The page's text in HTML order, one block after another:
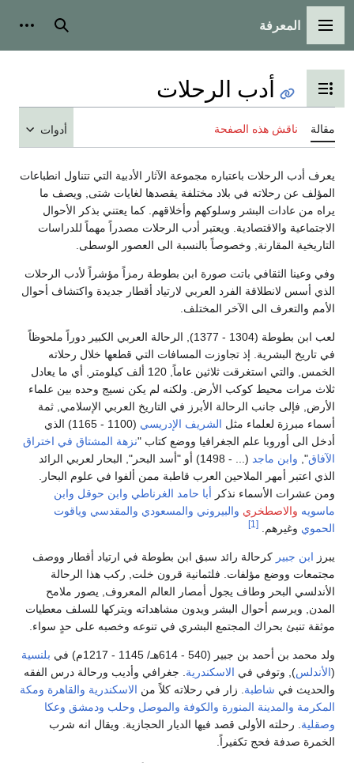
القائمة الرئيسية
المعرفة بحث
تبديل عرض جدول المحتويات
أدب الرحلات
مقالة ناقش هذه الصفحة أدوات
يعرف أدب الرحلات باعتباره مجموعة الآثار الأدبية التي تتناول انطباعات
المؤلف عن رحلاته في بلاد مختلفة يقصدها لغايات شتى, ويصف ما
يراه من عادات البشر وسلوكهم وأخلاقهم. كما يعتني بذكر الأحوال
الاجتماعية والاقتصادية. ويعتبر أدب الرحلات مصدراً مهماً للدراسات
التاريخية المقارنة, وخصوصاً بالنسبة الى العصور الوسطى.
وفي وعينا الثقافي باتت صورة ابن بطوطة رمزاً مؤشراً لأدب الرحلات
الذي أسس لانطلاقة الفرد العربي لارتياد أقطار جديدة واكتشاف أحوال
الأمم والتعرف الى الآخر المختلف.
لعب ابن بطوطة (1304 - 1377), الرحالة العربي الكبير دوراً ملحوظاً
في تاريخ البشرية. إذ تجاوزت المسافات التي قطعها خلال رحلاته
الخمس, والتي استغرقت ثلاثين عاماً, 120 ألف كيلومتر, أي ما يعادل
ثلاث مرات محيط كوكب الأرض. ولكنه لم يكن نسيج وحده بين علماء
الأرض, فإلى جانب الرحالة الأبرز في التاريخ العربي الإسلامي, ثمة
أسماء مبرزة لعلماء مثل الشريف الإدريسي
(1100 - 1165) الذي
أدخل الى أوروبا علم الجغرافيا ووضع كتاب "نزهة المشتاق في اختراق
الآفاق", وابن ماجد
(... - 1498) أو "أسد البحر", البحار لعربي الرائد
الذي اعتبر أمهر الملاحين العرب قاطبة ممن ألفوا في علوم البحار.
ومن عشرات الأسماء نذكر أبا حامد الغرناطي وابن حوقل وابن
ماسويه والاصطخري والبيروني والمسعودي والمقدسي وياقوت
الحموي وغيرهم. [1]
يبرز ابن جبير كرحالة رائد سبق ابن بطوطة في ارتياد أقطار ووصف
مجتمعات ووضع مؤلفات. فلثمانية قرون خلت, ركب هذا الرحالة
الأندلسي البحر وطاف يجول أمصار العالم المعروف, يصور ملامح
المدن, ويرسم أحوال البشر ويدون مشاهداته ويتركها للسلف معطيات
موثقة تنبئ بحراك المجتمع البشري في تنوعه وخصبه على حدٍ سواء.
ولد محمد بن أحمد بن جبير (540 - 614هـ/ 1145 - 1217م) في
بلنسية
(الأندلس), وتوفي في الاسكندرية . جغرافي وأديب ورحالة درس الفقه
والحديث في شاطبة . زار في رحلاته كلاً من الاسكندرية والقاهرة ومكة
المكرمة والمدينة المنورة والكوفة والموصل وحلب ودمشق وعكا
وصقلية . رحلته الأولى قصد فيها الديار الحجازية. ويقال انه شرب
الخمرة صدفة فحج تكفيراً.